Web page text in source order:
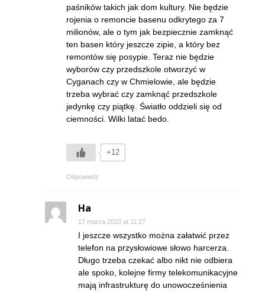
paśników takich jak dom kultury. Nie będzie
rojenia o remoncie basenu odkrytego za 7
milionów, ale o tym jak bezpiecznie zamknąć
ten basen który jeszcze zipie, a który bez
remontów się posypie. Teraz nie będzie
wyborów czy przedszkole otworzyć w
Cyganach czy w Chmielowie, ale będzie
trzeba wybrać czy zamknąć przedszkole
jedynkę czy piątkę. Światło oddzieli się od
ciemności. Wilki latać bedo.
+12
Odpowiedz
Ha
17 marca 2020 at 11:27
I jeszcze wszystko można załatwić przez
telefon na przysłowiowe słowo harcerza.
Długo trzeba czekać albo nikt nie odbiera
ale spoko, kolejne firmy telekomunikacyjne
mają infrastrukturę do unowocześnienia